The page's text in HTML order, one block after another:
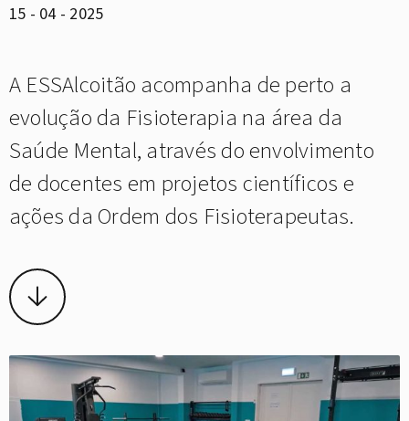
15 - 04 - 2025
A ESSAlcoitão acompanha de perto a
evolução da Fisioterapia na área da
Saúde Mental, através do envolvimento
de docentes em projetos científicos e
ações da Ordem dos Fisioterapeutas.